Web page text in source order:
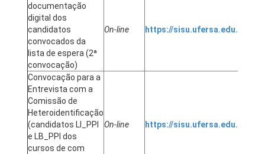
documentação
digital dos
candidatos
convocados da
lista de espera (2ª
convocação)
On-line https://sisu.ufersa.edu.br/
Convocação para a
Entrevista com a
Comissão de
Heteroidentificação
(candidatos LI_PPI
e LB_PPI dos
cursos de com
On-line https://sisu.ufersa.edu.br/